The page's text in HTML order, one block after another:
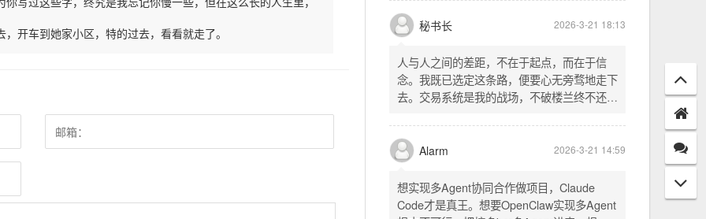
开车到她家小区，特的过去，看看就走了。
否自动播放，是否随机播放。改了三个文件共
5 处： main.php： - 读取 autoplay / shuffle
一行两个复选框（自动播放音乐 / 默认随机播
放），带配套 CSS track.php： - 在 var
playlist = [...] 后面输出 _p4zAutoplay 和
autoplay 从后端变量读取，不再硬编码 false
- shuffle 后台开启时强制随机，否则走
秘书长 2026-3-21 18:13
人与人之间的差距，不在于起点，而在于信
念。我既已选定这条路，便要心无旁骛地走下
去。交易系统是我的战场，不破楼兰终不还。
唯有目标，不可动摇。
Alarm 2026-3-21 14:59